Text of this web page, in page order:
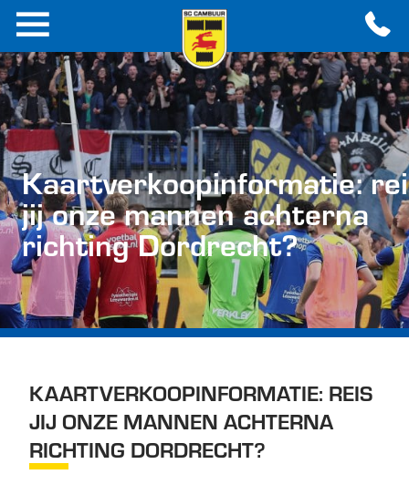
Kaartverkoopinformatie:
jij onze mannen achterna
richting Dordrecht?
KAARTVERKOOPINFORMATIE: REIS
JIJ ONZE MANNEN ACHTERNA
RICHTING DORDRECHT?